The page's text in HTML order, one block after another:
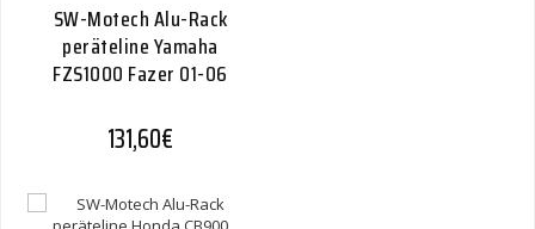
SW-Motech Alu-Rack
peräteline Yamaha
FZS1000 Fazer 01-06
131,60€